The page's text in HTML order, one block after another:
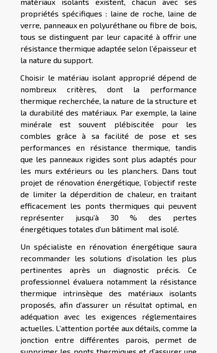
propriétés spécifiques : laine de roche, laine de
verre, panneaux en polyuréthane ou fibre de bois,
tous se distinguent par leur capacité à offrir une
résistance thermique adaptée selon l’épaisseur et
la nature du support.
Choisir le matériau isolant approprié dépend de
nombreux critères, dont la performance
thermique recherchée, la nature de la structure et
la durabilité des matériaux. Par exemple, la laine
minérale est souvent plébiscitée pour les
combles grâce à sa facilité de pose et ses
performances en résistance thermique, tandis
que les panneaux rigides sont plus adaptés pour
les murs extérieurs ou les planchers. Dans tout
projet de rénovation énergétique, l’objectif reste
de limiter la déperdition de chaleur, en traitant
efficacement les ponts thermiques qui peuvent
représenter jusqu’à 30 % des pertes
énergétiques totales d’un bâtiment mal isolé.
Un spécialiste en rénovation énergétique saura
recommander les solutions d’isolation les plus
pertinentes après un diagnostic précis. Ce
professionnel évaluera notamment la résistance
thermique intrinsèque des matériaux isolants
proposés, afin d’assurer un résultat optimal, en
adéquation avec les exigences réglementaires
actuelles. L’attention portée aux détails, comme la
jonction entre différentes parois, permet de